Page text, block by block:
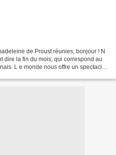
de Proust réunies, bonjour ! N
dire la fin du mois, qui correspond au
L e monde nous offre un spectacle